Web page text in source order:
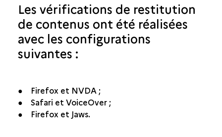
Les vérifications de restitution
de contenus ont été réalisées
avec les configurations
suivantes :
● Firefox et NVDA ;
● Safari et VoiceOver ;
● Firefox et Jaws.